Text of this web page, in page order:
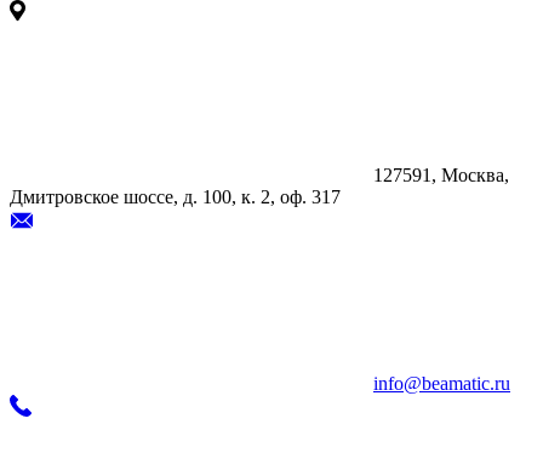
127591, Москва,
Дмитровское шоссе, д. 100, к. 2, оф. 317
info@beamatic.ru